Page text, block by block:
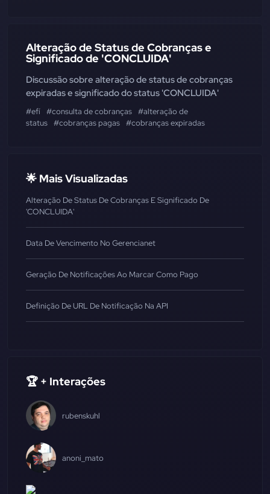
Alteração de Status de Cobranças e
Significado de 'CONCLUIDA'
Discussão sobre alteração de status de cobranças
expiradas e significado do status 'CONCLUIDA'
#efí #consulta de cobranças #alteração de
status #cobranças pagas #cobranças expiradas
🌟 Mais Visualizadas
Alteração De Status De Cobranças E Significado De
'CONCLUIDA'
Data De Vencimento No Gerencianet
Geração De Notificações Ao Marcar Como Pago
Definição De URL De Notificação Na API
🏆 + Interações
rubenskuhl
anoni_mato